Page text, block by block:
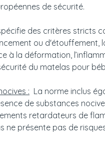
de sécurité.
des critères stricts
ou d'étouffement,
à la déformation,
du matelas pour
: La norme inclus
de substances
retardateurs de
ne présente pas de